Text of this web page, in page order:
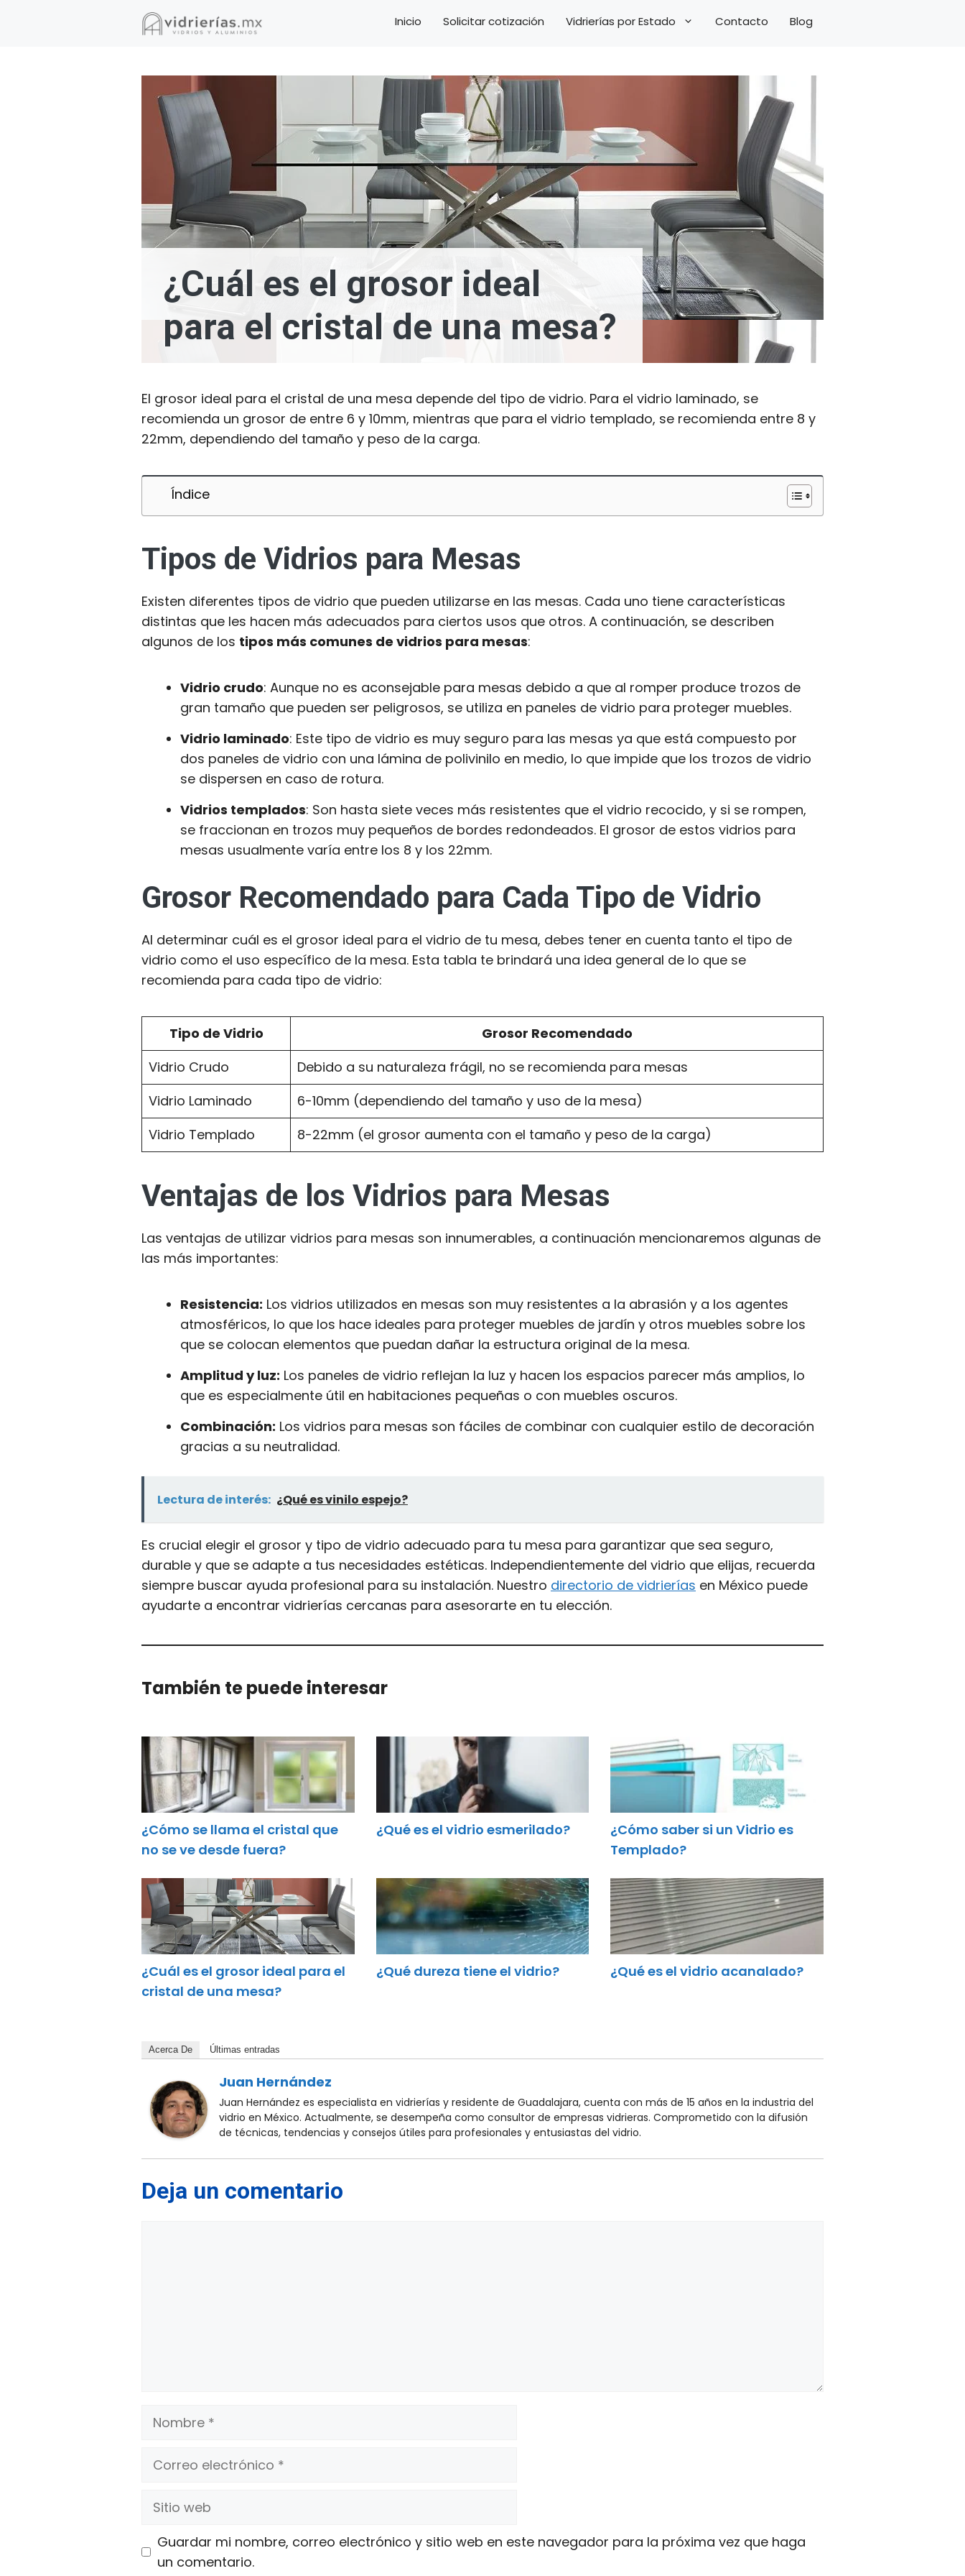
Inicio Solicitar cotización Vidrierías por Estado Contacto Blog
¿Cuál es el grosor ideal
para el cristal de una mesa?
El grosor ideal para el cristal de una mesa depende del tipo de vidrio. Para el vidrio laminado, se
recomienda un grosor de entre 6 y 10mm, mientras que para el vidrio templado, se recomienda entre 8 y
22mm, dependiendo del tamaño y peso de la carga.
Índice
Tipos de Vidrios para Mesas
Existen diferentes tipos de vidrio que pueden utilizarse en las mesas. Cada uno tiene características
distintas que les hacen más adecuados para ciertos usos que otros. A continuación, se describen
algunos de los tipos más comunes de vidrios para mesas:
Vidrio crudo: Aunque no es aconsejable para mesas debido a que al romper produce trozos de
gran tamaño que pueden ser peligrosos, se utiliza en paneles de vidrio para proteger muebles.
Vidrio laminado: Este tipo de vidrio es muy seguro para las mesas ya que está compuesto por
dos paneles de vidrio con una lámina de polivinilo en medio, lo que impide que los trozos de vidrio
se dispersen en caso de rotura.
Vidrios templados: Son hasta siete veces más resistentes que el vidrio recocido, y si se rompen,
se fraccionan en trozos muy pequeños de bordes redondeados. El grosor de estos vidrios para
mesas usualmente varía entre los 8 y los 22mm.
Grosor Recomendado para Cada Tipo de Vidrio
Al determinar cuál es el grosor ideal para el vidrio de tu mesa, debes tener en cuenta tanto el tipo de
vidrio como el uso específico de la mesa. Esta tabla te brindará una idea general de lo que se
recomienda para cada tipo de vidrio:
Tipo de Vidrio
Grosor Recomendado
Vidrio Crudo
Debido a su naturaleza frágil, no se recomienda para mesas
Vidrio Laminado
6-10mm (dependiendo del tamaño y uso de la mesa)
Vidrio Templado
8-22mm (el grosor aumenta con el tamaño y peso de la carga)
Ventajas de los Vidrios para Mesas
Las ventajas de utilizar vidrios para mesas son innumerables, a continuación mencionaremos algunas de
las más importantes:
Resistencia: Los vidrios utilizados en mesas son muy resistentes a la abrasión y a los agentes
atmosféricos, lo que los hace ideales para proteger muebles de jardín y otros muebles sobre los
que se colocan elementos que puedan dañar la estructura original de la mesa.
Amplitud y luz: Los paneles de vidrio reflejan la luz y hacen los espacios parecer más amplios, lo
que es especialmente útil en habitaciones pequeñas o con muebles oscuros.
Combinación: Los vidrios para mesas son fáciles de combinar con cualquier estilo de decoración
gracias a su neutralidad.
Lectura de interés: ¿Qué es vinilo espejo?
Es crucial elegir el grosor y tipo de vidrio adecuado para tu mesa para garantizar que sea seguro,
durable y que se adapte a tus necesidades estéticas. Independientemente del vidrio que elijas, recuerda
siempre buscar ayuda profesional para su instalación. Nuestro directorio de vidrierías en México puede
ayudarte a encontrar vidrierías cercanas para asesorarte en tu elección.
También te puede interesar
¿Cómo se llama el cristal que
no se ve desde fuera?
¿Qué es el vidrio esmerilado?
¿Cómo saber si un Vidrio es
Templado?
¿Cuál es el grosor ideal para el
cristal de una mesa?
¿Qué dureza tiene el vidrio? ¿Qué es el vidrio acanalado?
Acerca De Últimas entradas
Juan Hernández
Juan Hernández es especialista en vidrierías y residente de Guadalajara, cuenta con más de 15 años en la industria del
vidrio en México. Actualmente, se desempeña como consultor de empresas vidrieras. Comprometido con la difusión
de técnicas, tendencias y consejos útiles para profesionales y entusiastas del vidrio.
Deja un comentario
Nombre
Correo
Sitio
Guardar mi nombre, correo electrónico y sitio web en este navegador para la próxima vez que haga
un comentario.